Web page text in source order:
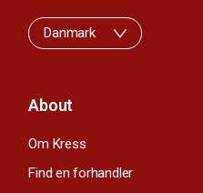
About
Om Kress
Find en forhandler
Danmark